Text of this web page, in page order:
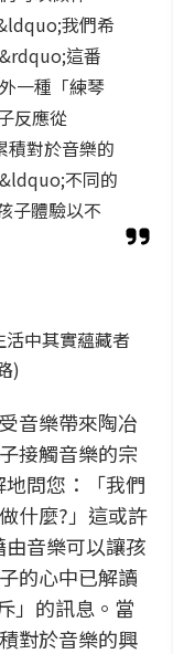
我們希
這番
一種「練琴
反應從
對於音樂的
不同的
子體驗以不
中其實蘊藏者
)
音樂帶來陶冶
接觸音樂的宗
問您：「我們
什麼?」這或許
音樂可以讓孩
的心中已解讀
」的訊息。當
對於音樂的興